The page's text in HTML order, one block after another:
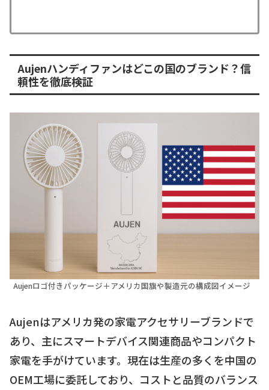
Aujenハンディファンはどこの国のブランド？信
頼性を徹底検証
Aujenロゴ付きパッケージ＋アメリカ国旗や製造元の構成図イメージ
Aujenはアメリカ発の家電アクセサリーブランドで
あり、主にスマートデバイス関連商品やコンパクト
家電を手がけています。現在は生産の多くを中国の
OEM工場に委託しており、コストと品質のバランス